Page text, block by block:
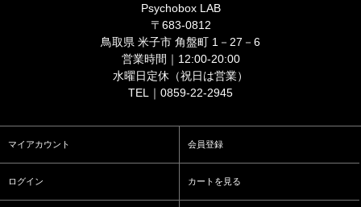
Psychobox LAB
〒683-0812
鳥取県 米子市 角盤町 1－27－6
営業時間｜12:00-20:00
水曜日定休（祝日は営業）
TEL｜0859-22-2945
マイアカウント 会員登録
ログイン カートを見る